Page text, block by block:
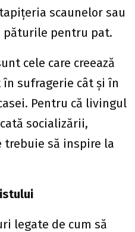
scaunelor sau
păturile pentru pat.
cele care creează
sufragerie cât şi în
Pentru că livingul
socializării,
să inspire la
legate de cum să